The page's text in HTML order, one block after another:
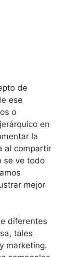
de
ese
o
en
la
al compartir
se ve todo
mejor
diferentes
tales
marketing.